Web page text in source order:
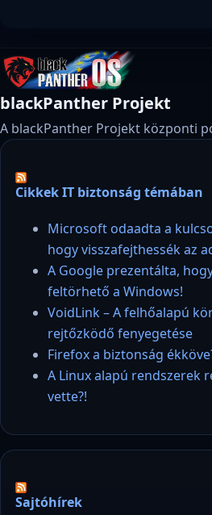
blackPanther Projekt
A blackPanther Projekt központi
Cikkek IT biztonság témában
Microsoft odaadta a
hogy visszafejthessék az
A Google prezentálta,
feltörhető a Windows!
VoidLink – A felhőalapú
rejtőzködő fenyegetése
Firefox a biztonság
A Linux alapú rendszerek
vette?!
Sajtóhírek